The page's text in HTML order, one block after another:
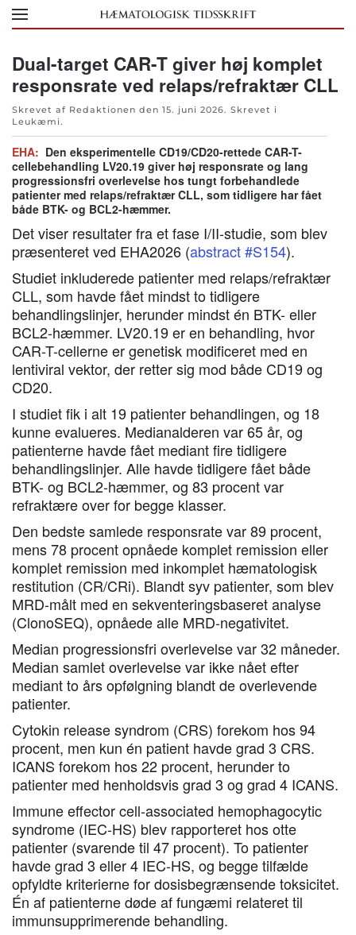
Skip to main content
Dual-target CAR-T giver høj komplet
responsrate ved relaps/refraktær CLL
Skrevet af Redaktionen den 15. juni 2026. Skrevet i
Leukæmi.
EHA: Den eksperimentelle CD19/CD20-rettede CAR-T-
cellebehandling LV20.19 giver høj responsrate og lang
progressionsfri overlevelse hos tungt forbehandlede
patienter med relaps/refraktær CLL, som tidligere har fået
både BTK- og BCL2-hæmmer.
Det viser resultater fra et fase I/II-studie, som blev
præsenteret ved EHA2026 (abstract #S154).
Studiet inkluderede patienter med relaps/refraktær
CLL, som havde fået mindst to tidligere
behandlingslinjer, herunder mindst én BTK- eller
BCL2-hæmmer. LV20.19 er en behandling, hvor
CAR-T-cellerne er genetisk modificeret med en
lentiviral vektor, der retter sig mod både CD19 og
CD20.
I studiet fik i alt 19 patienter behandlingen, og 18
kunne evalueres. Medianalderen var 65 år, og
patienterne havde fået mediant fire tidligere
behandlingslinjer. Alle havde tidligere fået både
BTK- og BCL2-hæmmer, og 83 procent var
refraktære over for begge klasser.
Den bedste samlede responsrate var 89 procent,
mens 78 procent opnåede komplet remission eller
komplet remission med inkomplet hæmatologisk
restitution (CR/CRi). Blandt syv patienter, som blev
MRD-målt med en sekventeringsbaseret analyse
(ClonoSEQ), opnåede alle MRD-negativitet.
Median progressionsfri overlevelse var 32 måneder.
Median samlet overlevelse var ikke nået efter
mediant to års opfølgning blandt de overlevende
patienter.
Cytokin release syndrom (CRS) forekom hos 94
procent, men kun én patient havde grad 3 CRS.
ICANS forekom hos 22 procent, herunder to
patienter med henholdsvis grad 3 og grad 4 ICANS.
Immune effector cell-associated hemophagocytic
syndrome (IEC-HS) blev rapporteret hos otte
patienter (svarende til 47 procent). To patienter
havde grad 3 eller 4 IEC-HS, og begge tilfælde
opfyldte kriterierne for dosisbegrænsende toksicitet.
Én af patienterne døde af fungæmi relateret til
immunsupprimerende behandling.